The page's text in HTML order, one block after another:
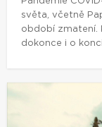
světa, včetně
období zmatení.
dokonce i o